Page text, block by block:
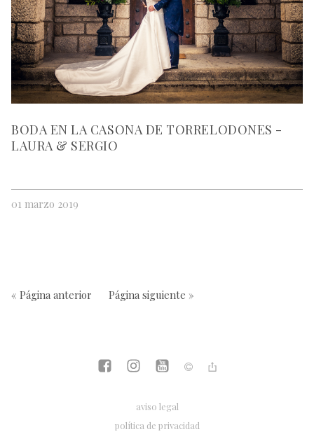
BODA EN LA CASONA DE TORRELODONES -
LAURA & SERGIO
01 marzo 2019
« Página anterior Página siguiente »
aviso legal
política de privacidad